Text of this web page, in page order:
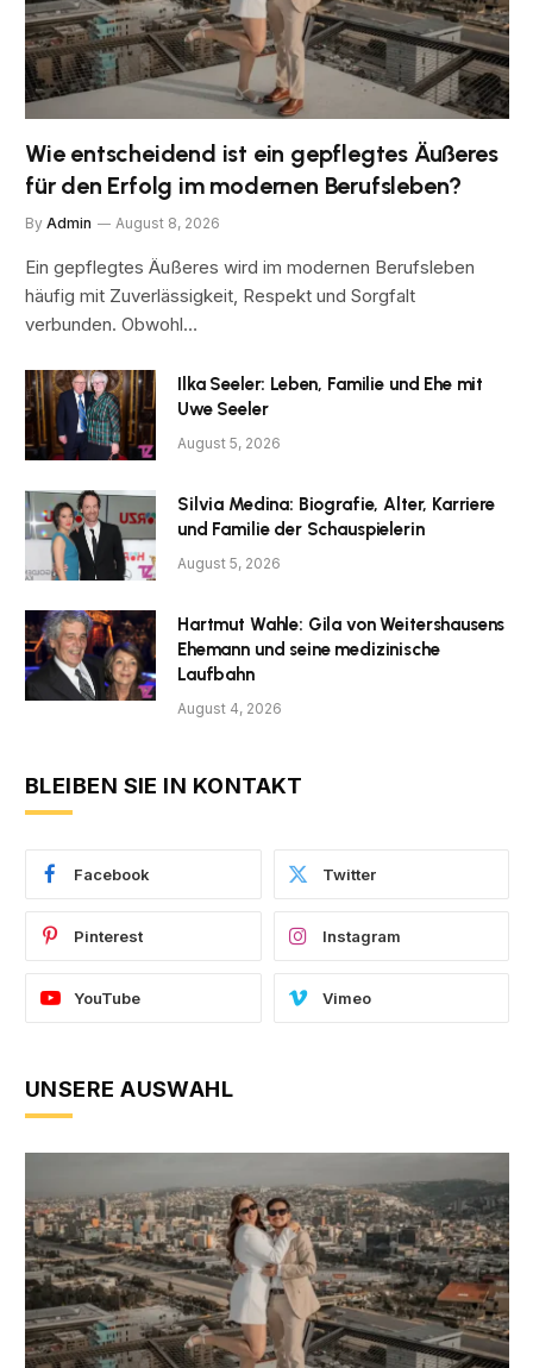
Wie entscheidend ist ein gepflegtes Äußeres
für den Erfolg im modernen Berufsleben?
By Admin August 8, 2026
Ein gepflegtes Äußeres wird im modernen Berufsleben
häufig mit Zuverlässigkeit, Respekt und Sorgfalt
verbunden. Obwohl…
Ilka Seeler: Leben, Familie und Ehe mit
Uwe Seeler
August 5, 2026
Silvia Medina: Biografie, Alter, Karriere
und Familie der Schauspielerin
August 5, 2026
Hartmut Wahle: Gila von Weitershausens
Ehemann und seine medizinische
Laufbahn
August 4, 2026
BLEIBEN SIE IN KONTAKT
Facebook Twitter
Pinterest Instagram
YouTube Vimeo
UNSERE AUSWAHL